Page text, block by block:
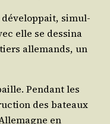
déve­lop­pait, simul­
elle se des­si­na
alle­mands, un
Pen­dant les
des bateaux
en